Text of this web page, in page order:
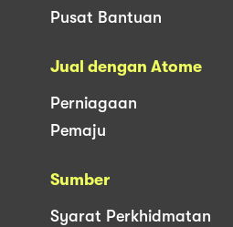
Pusat Bantuan
Jual dengan Atome
Perniagaan
Pemaju
Sumber
Syarat Perkhidmatan